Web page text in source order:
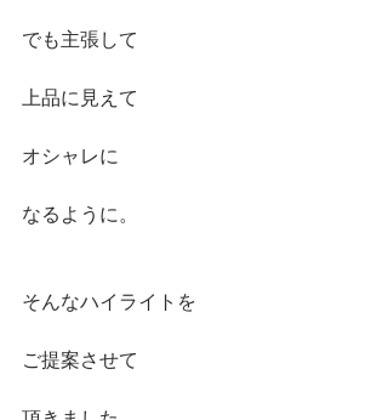
でも主張して
上品に見えて
オシャレに
なるように。
そんなハイライトを
ご提案させて